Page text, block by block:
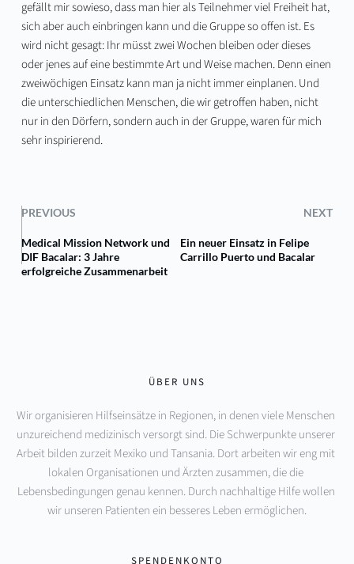
gefällt mir sowieso, dass man hier als Teilnehmer viel Freiheit hat,
sich aber auch einbringen kann und die Gruppe so offen ist. Es
wird nicht gesagt: Ihr müsst zwei Wochen bleiben oder dieses
oder jenes auf eine bestimmte Art und Weise machen. Denn einen
zweiwöchigen Einsatz kann man ja nicht immer einplanen. Und
die unterschiedlichen Menschen, die wir getroffen haben, nicht
nur in den Dörfern, sondern auch in der Gruppe, waren für mich
sehr inspirierend.
PREVIOUS NEXT
Medical Mission Network und
DIF Bacalar: 3 Jahre
erfolgreiche Zusammenarbeit
Ein neuer Einsatz in Felipe
Carrillo Puerto und Bacalar
ÜBER UNS
Wir organisieren Hilfseinsätze in Regionen, in denen viele Menschen
unzureichend medizinisch versorgt sind. Die Schwerpunkte unserer
Arbeit bilden zurzeit Mexiko und Tansania. Dort arbeiten wir eng mit
lokalen Organisationen und Ärzten zusammen, die die
Lebensbedingungen genau kennen. Durch nachhaltige Hilfe wollen
wir unseren Patienten ein besseres Leben ermöglichen.
SPENDENKONTO